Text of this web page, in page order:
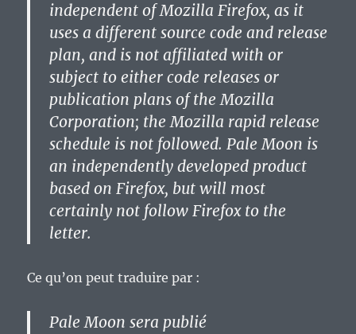
independent of Mozilla Firefox, as it
uses a different source code and release
plan, and is not affiliated with or
subject to either code releases or
publication plans of the Mozilla
Corporation; the Mozilla rapid release
schedule is not followed. Pale Moon is
an independently developed product
based on Firefox, but will most
certainly not follow Firefox to the
letter.
Ce qu’on peut traduire par :
Pale Moon sera publié